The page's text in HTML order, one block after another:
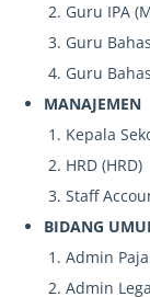
Guru IPA
Guru
Guru
MANAJEMEN
Kepala
HRD (HRD)
Staff
BIDANG
Admin
Admin